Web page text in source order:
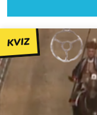
KVIZ